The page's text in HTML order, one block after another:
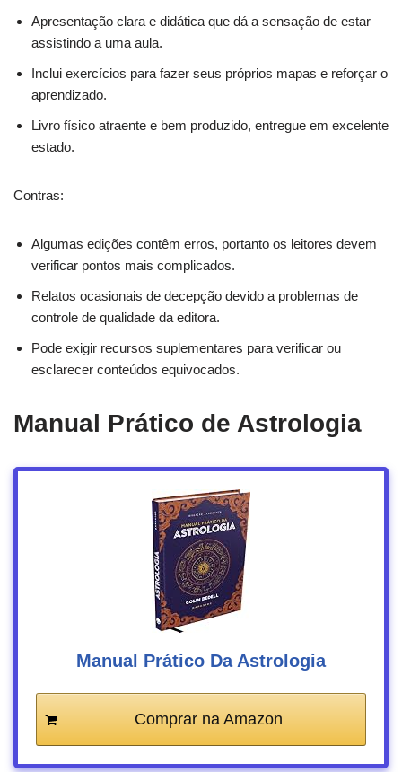
Apresentação clara e didática que dá a sensação de estar
assistindo a uma aula.
Inclui exercícios para fazer seus próprios mapas e reforçar o
aprendizado.
Livro físico atraente e bem produzido, entregue em excelente
estado.
Contras:
Algumas edições contêm erros, portanto os leitores devem
verificar pontos mais complicados.
Relatos ocasionais de decepção devido a problemas de
controle de qualidade da editora.
Pode exigir recursos suplementares para verificar ou
esclarecer conteúdos equivocados.
Manual Prático de Astrologia
Manual Prático Da Astrologia
Comprar na Amazon